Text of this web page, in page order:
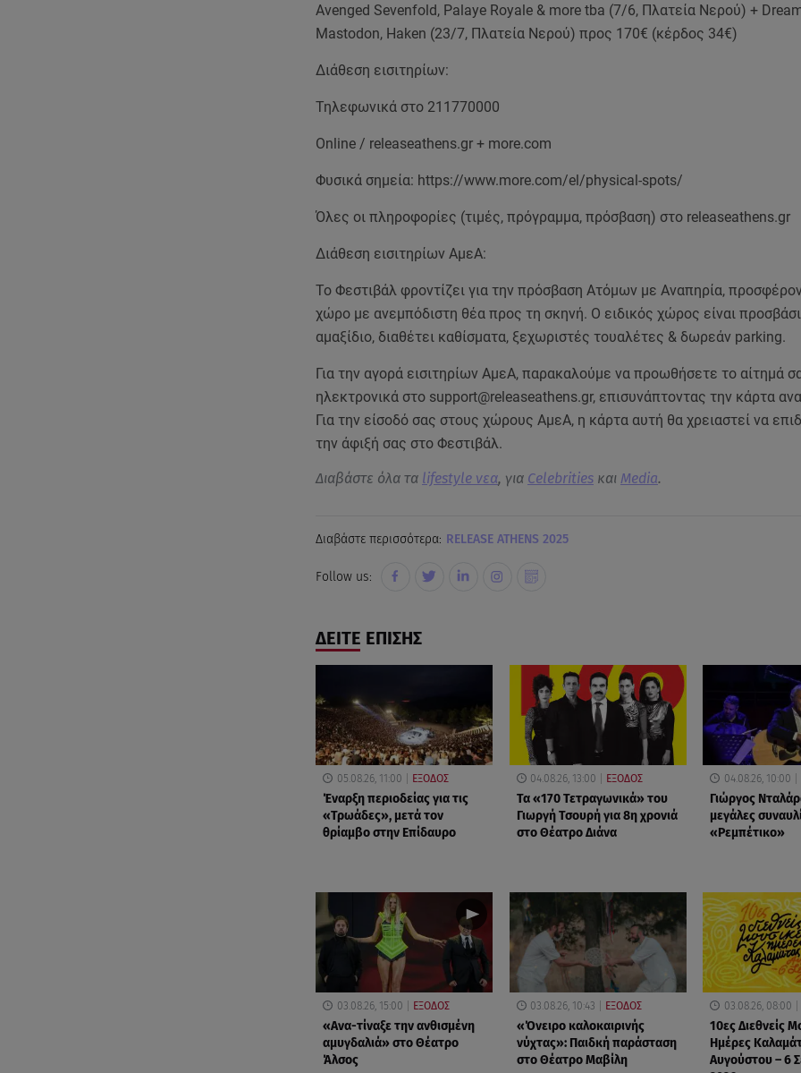
Avenged Sevenfold, Palaye Royale & more tba (7/6, Πλατεία Νερού) +
Mastodon, Haken (23/7, Πλατεία Νερού) προς 170€ (κέρδος 34€)
Διάθεση εισιτηρίων:
Τηλεφωνικά στο 211770000
Online / releaseathens.gr + more.com
Φυσικά σημεία: https://www.more.com/el/physical-spots/
Όλες οι πληροφορίες (τιμές, πρόγραμμα, πρόσβαση) στο releaseathens.gr
Διάθεση εισιτηρίων ΑμεΑ:
Το Φεστιβάλ φροντίζει για την πρόσβαση Ατόμων με Αναπηρία,
χώρο με ανεμπόδιστη θέα προς τη σκηνή. Ο ειδικός χώρος είναι
αμαξίδιο, διαθέτει καθίσματα, ξεχωριστές τουαλέτες & δωρεάν parking.
Για την αγορά εισιτηρίων ΑμεΑ, παρακαλούμε να προωθήσετε το αίτημά
ηλεκτρονικά στο support@releaseathens.gr, επισυνάπτοντας την κάρτα
Για την είσοδό σας στους χώρους ΑμεΑ, η κάρτα αυτή θα χρειαστεί να
την άφιξή σας στο Φεστιβάλ.
Διαβάστε όλα τα lifestyle νεα, για Celebritiesκαι Media.
Διαβάστε περισσότερα: RELEASE ATHENS 2025
Follow us:
ΔΕΙΤΕ ΕΠΙΣΗΣ
05.08.26, 11:00 ΕΞΟΔΟΣ
Έναρξη περιοδείας για τις
«Τρωάδες», μετά τον
θρίαμβο στην Επίδαυρο
04.08.26, 13:00 ΕΞΟΔΟΣ
Τα «170 Τετραγωνικά» του
Γιωργή Τσουρή για 8η χρονιά
στο Θέατρο Διάνα
04.08.26, 10:00
Γιώργος
μεγάλες
«Ρεμπέτικο»
03.08.26, 15:00 ΕΞΟΔΟΣ
«Ανα-τίναξε την ανθισμένη
αμυγδαλιά» στο Θέατρο
Άλσος
03.08.26, 10:43 ΕΞΟΔΟΣ
«Όνειρο καλοκαιρινής
νύχτας»: Παιδκή παράσταση
στο Θέατρο Μαβίλη
03.08.26, 08:00
10ες Διεθνείς
Ημέρες
Αυγούστου – 6